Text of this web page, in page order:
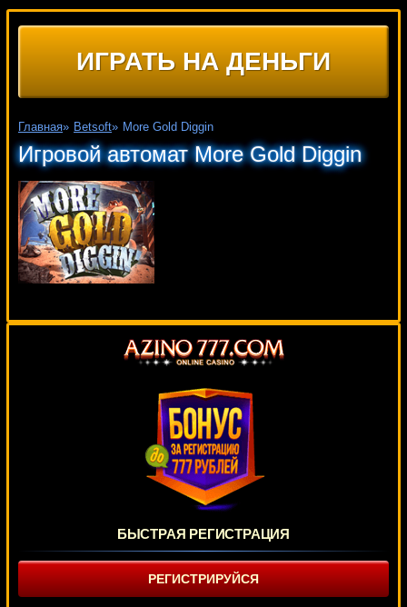
ИГРАТЬ НА ДЕНЬГИ
Главная» Betsoft» More Gold Diggin
Игровой автомат More Gold Diggin
БЫСТРАЯ РЕГИСТРАЦИЯ
РЕГИСТРИРУЙСЯ